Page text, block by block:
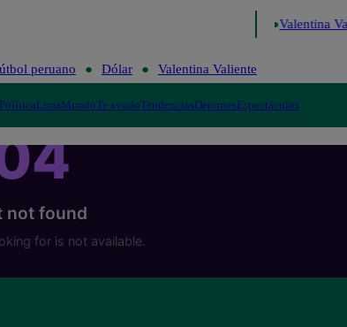
Valentina
peruano Dólar Valentina Valiente
PolíticaLimaMundoTe ayudoTendenciasDeportesEspectáculos